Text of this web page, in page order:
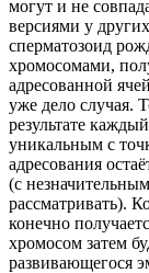
могут и не
версиями у
сперматозоид
хромосомами,
адресованной
уже дело случая.
результате
уникальным с
адресования
(с
рассматривать).
конечно
хромосом затем
развивающегося